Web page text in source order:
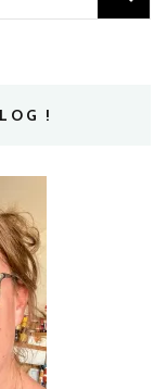
!